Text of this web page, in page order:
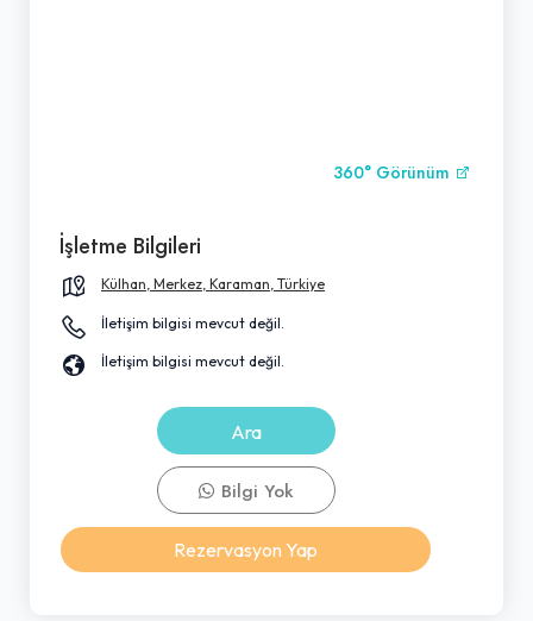
360° Görünüm
İşletme Bilgileri
Külhan, Merkez, Karaman, Türkiye
İletişim bilgisi mevcut değil.
İletişim bilgisi mevcut değil.
Ara
Bilgi Yok
Rezervasyon Yap